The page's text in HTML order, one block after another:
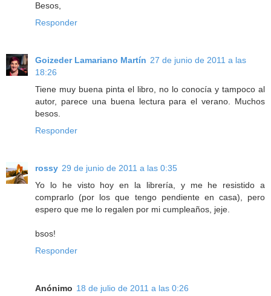
Besos,
Responder
Goizeder Lamariano Martín 27 de junio de 2011 a las
18:26
Tiene muy buena pinta el libro, no lo conocía y tampoco al
autor, parece una buena lectura para el verano. Muchos
besos.
Responder
rossy 29 de junio de 2011 a las 0:35
Yo lo he visto hoy en la librería, y me he resistido a
comprarlo (por los que tengo pendiente en casa), pero
espero que me lo regalen por mi cumpleaños, jeje.
bsos!
Responder
Anónimo 18 de julio de 2011 a las 0:26